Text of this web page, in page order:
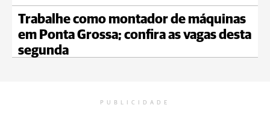
Trabalhe como montador de máquinas
em Ponta Grossa; confira as vagas desta
segunda
PUBLICIDADE